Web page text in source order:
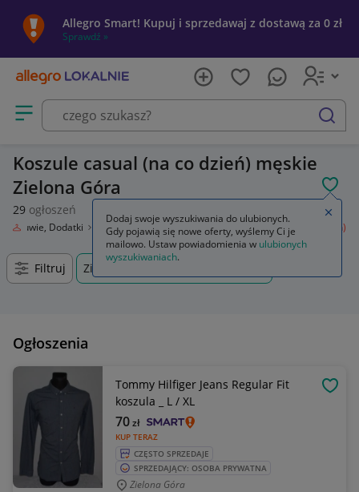
Allegro Smart! Kupuj i sprzedawaj z dostawą za 0 zł
Sprawdź »
Otwórz menu z kategoriami
szukaj
Koszule casual (na co dzień) męskie
Zielona Góra
29 ogłoszeń
Obuwie, Dodatki Odzież męska Koszule Koszule casual (na co dzień)
Filtruj Zielona Góra, Lubuskie, +0 km
Ogłoszenia
Tommy Hilfiger Jeans Regular Fit
koszula _ L / XL
KUP TERAZ
70zł
CZĘSTO SPRZEDAJE
SPRZEDAJĄCY: OSOBA PRYWATNA
Zielona Góra
Dodaj swoje wyszukiwania do ulubionych.
Gdy pojawią się nowe oferty, wyślemy Ci je
mailowo. Ustaw powiadomienia w ulubionych
wyszukiwaniach.